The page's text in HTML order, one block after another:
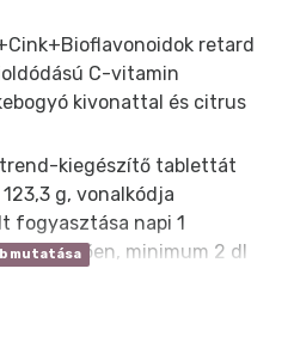
retard
C-vitamin
kivonattal és citrus
kiegészítő tablettát
g, vonalkódja
fogyasztása napi 1
követően, minimum 2 dl